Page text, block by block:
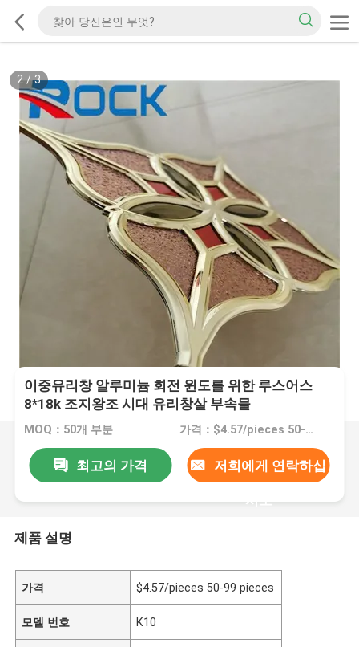
2/3
이중유리창 알루미늄 회전 윈도를 위한 루스어스
8*18k 조지왕조 시대 유리창살 부속물
MOQ：50개 부분 가격：$4.57/pieces 50-99 pieces
최고의 가격 저희에게 연락하십
시오
제품 설명
가격 $4.57/pieces 50-99 pieces
모델 번호 K10